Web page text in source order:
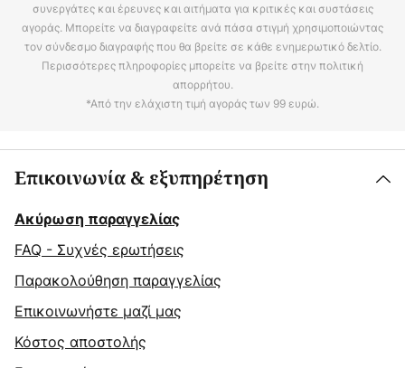
συνεργάτες και έρευνες και αιτήματα για κριτικές και συστάσεις
αγοράς. Μπορείτε να διαγραφείτε ανά πάσα στιγμή χρησιμοποιώντας
τον σύνδεσμο διαγραφής που θα βρείτε σε κάθε ενημερωτικό δελτίο.
Περισσότερες πληροφορίες μπορείτε να βρείτε στην πολιτική
απορρήτου.
*Από την ελάχιστη τιμή αγοράς των 99 ευρώ.
Επικοινωνία & εξυπηρέτηση
Ακύρωση παραγγελίας
FAQ - Συχνές ερωτήσεις
Παρακολούθηση παραγγελίας
Επικοινωνήστε μαζί μας
Κόστος αποστολής